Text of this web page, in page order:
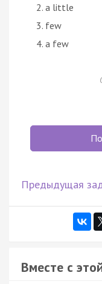
a little
few
a few
Предыдущая
Вместе с